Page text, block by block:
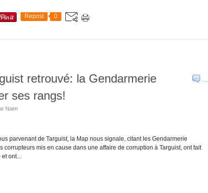
Repost 0
…
retrouvé: la Gendarmerie
ses rangs!
Naim
parvenant de Targuist, la Map nous signale, citant les Gendarmerie
corrupteurs mis en cause dans une affaire de corruption à Targuist, ont fait
ont...